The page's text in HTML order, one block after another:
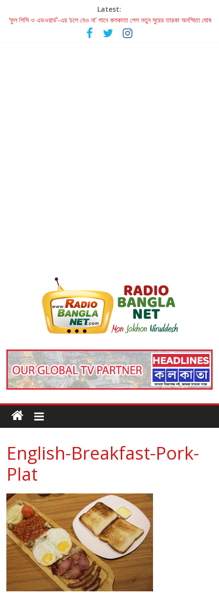
Latest:
‘ফুল পিসি ও এডওয়ার্ড’-এর ‘চলে যেও না’ গানে কলকাতা পেল নতুন সুরের তারকা অনস্মিতা ঘোষ
রবীন্দ্রনাথ ও গুলজারের সৃষ্টির মেলবন্ধনে মুগ্ধ করল ‘দুই তারার দোতারা’
কলের গান থেকে রীলস্ — বাঙালির গান শোনার বিবর্তনের গল্প
English-Breakfast-Pork-
Plat